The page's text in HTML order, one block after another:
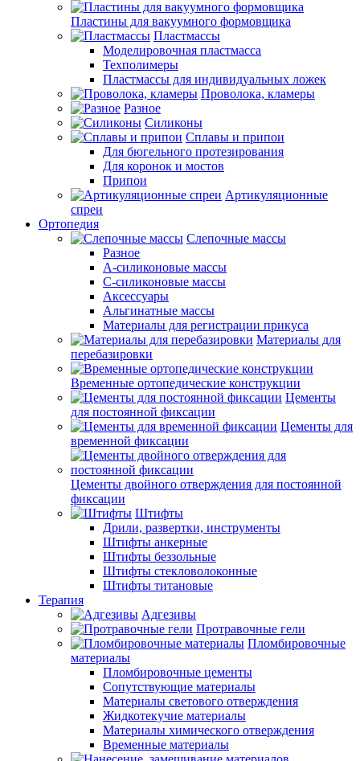
Пластины для вакуумного формовщика
Пластмассы
Моделировочная пластмасса
Техполимеры
Пластмассы для индивидуальных ложек
Проволока, кламеры
Разное
Силиконы
Сплавы и припои
Для бюгельного протезирования
Для коронок и мостов
Припои
Артикуляционные
спреи
Ортопедия
Слепочные массы
Разное
А-силиконовые массы
С-силиконовые массы
Аксессуары
Альгинатные массы
Материалы для регистрации прикуса
Материалы для
перебазировки
Временные ортопедические конструкции
Цементы
для постоянной фиксации
Цементы для
временной фиксации
Цементы двойного отверждения для постоянной
фиксации
Штифты
Дрили, развертки, инструменты
Штифты анкерные
Штифты беззольные
Штифты стекловолоконные
Штифты титановые
Терапия
Адгезивы
Протравочные гели
Пломбировочные
материалы
Пломбировочные цементы
Сопутствующие материалы
Материалы светового отверждения
Жидкотекучие материалы
Материалы химического отверждения
Временные материалы